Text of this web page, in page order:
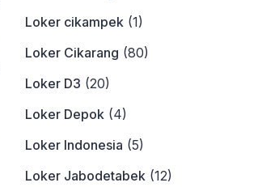
Loker cikampek (1)
Loker Cikarang (80)
Loker D3 (20)
Loker Depok (4)
Loker Indonesia (5)
Loker Jabodetabek (12)